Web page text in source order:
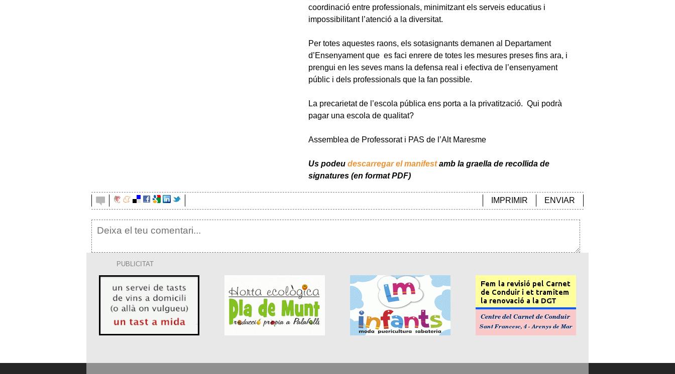
coordinació entre professionals, minimitzant els serveis educatius i
impossibilitant l’atenció a la diversitat.
Per totes aquestes raons, els sotasignants demanen al Departament
d’Ensenyament que es faci enrere de totes les mesures preses fins ara, i
prengui en les seves mans la defensa real i efectiva de l’ensenyament
públic i dels professionals que la fan possible.
La precarietat de l’escola pública ens porta a la privatització. Qui podrà
pagar una escola de qualitat?
Assemblea de Professorat i PAS de l’Alt Maresme
Us podeu descarregar el manifestamb la graella de recollida de
signatures (en format PDF)
ENVIAR
IMPRIMIR
PUBLICITAT